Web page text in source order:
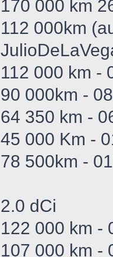
170 000 km
112 000km
112 000 km -
90 000km -
64 350 km -
45 000 Km -
78 500km -
2.0 dCi
122 000 km -
107 000 km -